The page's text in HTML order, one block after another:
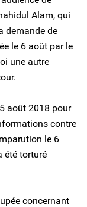
Alam, qui
demande de
le 6 août par le
une autre
août 2018 pour
contre
le 6
été torturé
concernant